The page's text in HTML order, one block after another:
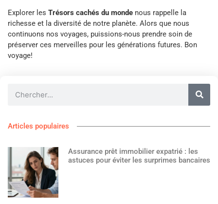
Explorer les Trésors cachés du monde nous rappelle la
richesse et la diversité de notre planète. Alors que nous
continuons nos voyages, puissions-nous prendre soin de
préserver ces merveilles pour les générations futures. Bon
voyage!
Articles populaires
Assurance prêt immobilier expatrié : les
astuces pour éviter les surprimes bancaires